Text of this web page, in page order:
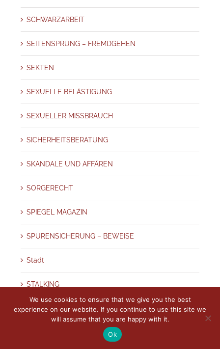
SCHWARZARBEIT
SEITENSPRUNG – FREMDGEHEN
SEKTEN
SEXUELLE BELÄSTIGUNG
SEXUELLER MISSBRAUCH
SICHERHEITSBERATUNG
SKANDALE UND AFFÄREN
SORGERECHT
SPIEGEL MAGAZIN
SPURENSICHERUNG – BEWEISE
Stadt
STALKING
Terror
We use cookies to ensure that we give you the best
experience on our website. If you continue to use this site we
will assume that you are happy with it.
Ok